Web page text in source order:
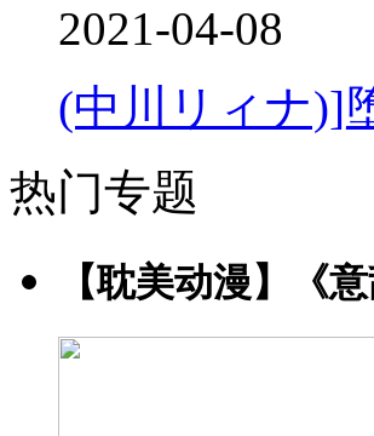
2021-04-08
(中川リィナ)]
热门专题
【耽美动漫】《